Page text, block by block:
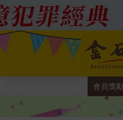
會員獎勵